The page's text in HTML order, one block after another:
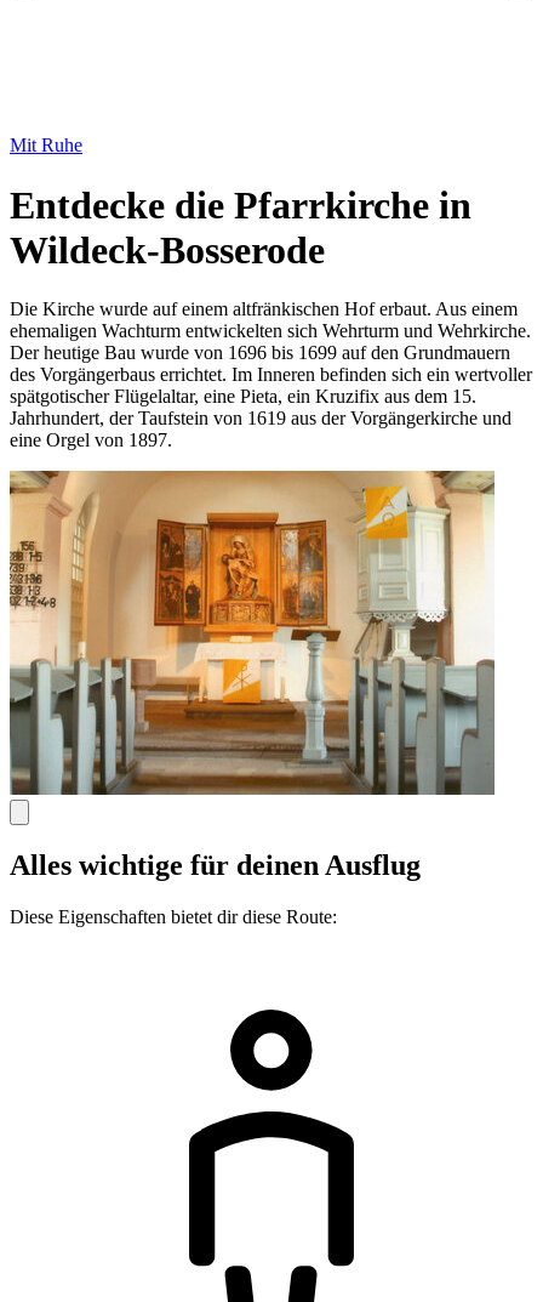
Mit Ruhe
Entdecke die Pfarrkirche in
Wildeck-Bosserode
Die Kirche wurde auf einem altfränkischen Hof erbaut. Aus einem
ehemaligen Wachturm entwickelten sich Wehrturm und Wehrkirche.
Der heutige Bau wurde von 1696 bis 1699 auf den Grundmauern
des Vorgängerbaus errichtet. Im Inneren befinden sich ein wertvoller
spätgotischer Flügelaltar, eine Pieta, ein Kruzifix aus dem 15.
Jahrhundert, der Taufstein von 1619 aus der Vorgängerkirche und
eine Orgel von 1897.
Alles wichtige für deinen Ausflug
Diese Eigenschaften bietet dir diese Route: